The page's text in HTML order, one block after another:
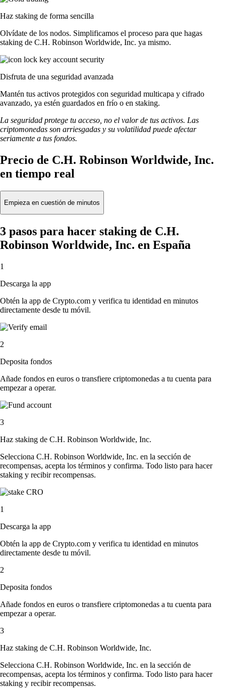
Haz staking de forma sencilla
Olvídate de los nodos. Simplificamos el proceso para que hagas
staking de C.H. Robinson Worldwide, Inc. ya mismo.
Disfruta de una seguridad avanzada
Mantén tus activos protegidos con seguridad multicapa y cifrado
avanzado, ya estén guardados en frío o en staking.
La seguridad protege tu acceso, no el valor de tus activos. Las
criptomonedas son arriesgadas y su volatilidad puede afectar
seriamente a tus fondos.
Precio de C.H. Robinson Worldwide, Inc.
en tiempo real
Empieza en cuestión de minutos
3 pasos para hacer staking de C.H.
Robinson Worldwide, Inc. en España
1
Descarga la app
Obtén la app de Crypto.com y verifica tu identidad en minutos
directamente desde tu móvil.
2
Deposita fondos
Añade fondos en euros o transfiere criptomonedas a tu cuenta para
empezar a operar.
3
Haz staking de C.H. Robinson Worldwide, Inc.
Selecciona C.H. Robinson Worldwide, Inc. en la sección de
recompensas, acepta los términos y confirma. Todo listo para hacer
staking y recibir recompensas.
1
Descarga la app
Obtén la app de Crypto.com y verifica tu identidad en minutos
directamente desde tu móvil.
2
Deposita fondos
Añade fondos en euros o transfiere criptomonedas a tu cuenta para
empezar a operar.
3
Haz staking de C.H. Robinson Worldwide, Inc.
Selecciona C.H. Robinson Worldwide, Inc. en la sección de
recompensas, acepta los términos y confirma. Todo listo para hacer
staking y recibir recompensas.